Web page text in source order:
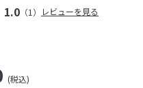
1.0 （1） レビューを見る